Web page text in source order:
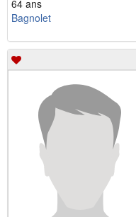
64 ans
Bagnolet